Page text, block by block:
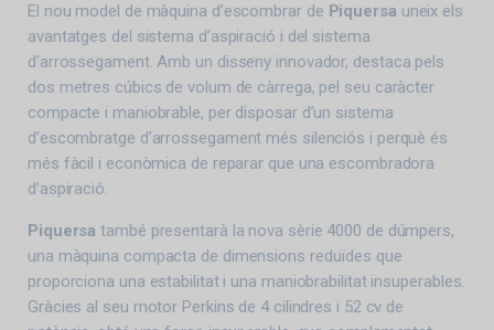
El nou model de màquina d’escombrar de Piquersa uneix els
avantatges del sistema d’aspiració i del sistema
d’arrossegament. Amb un disseny innovador, destaca pels
dos metres cúbics de volum de càrrega, pel seu caràcter
compacte i maniobrable, per disposar d’un sistema
d’escombratge d’arrossegament més silenciós i perquè és
més fàcil i econòmica de reparar que una escombradora
d’aspiració.
Piquersa també presentarà la nova sèrie 4000 de dúmpers,
una màquina compacta de dimensions reduïdes que
proporciona una estabilitat i una maniobrabilitat insuperables.
Gràcies al seu motor Perkins de 4 cilindres i 52 cv de